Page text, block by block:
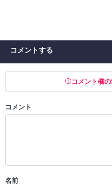
コメントする
コメント欄
以下の書き込みを禁止とし、場合
コメント
名前